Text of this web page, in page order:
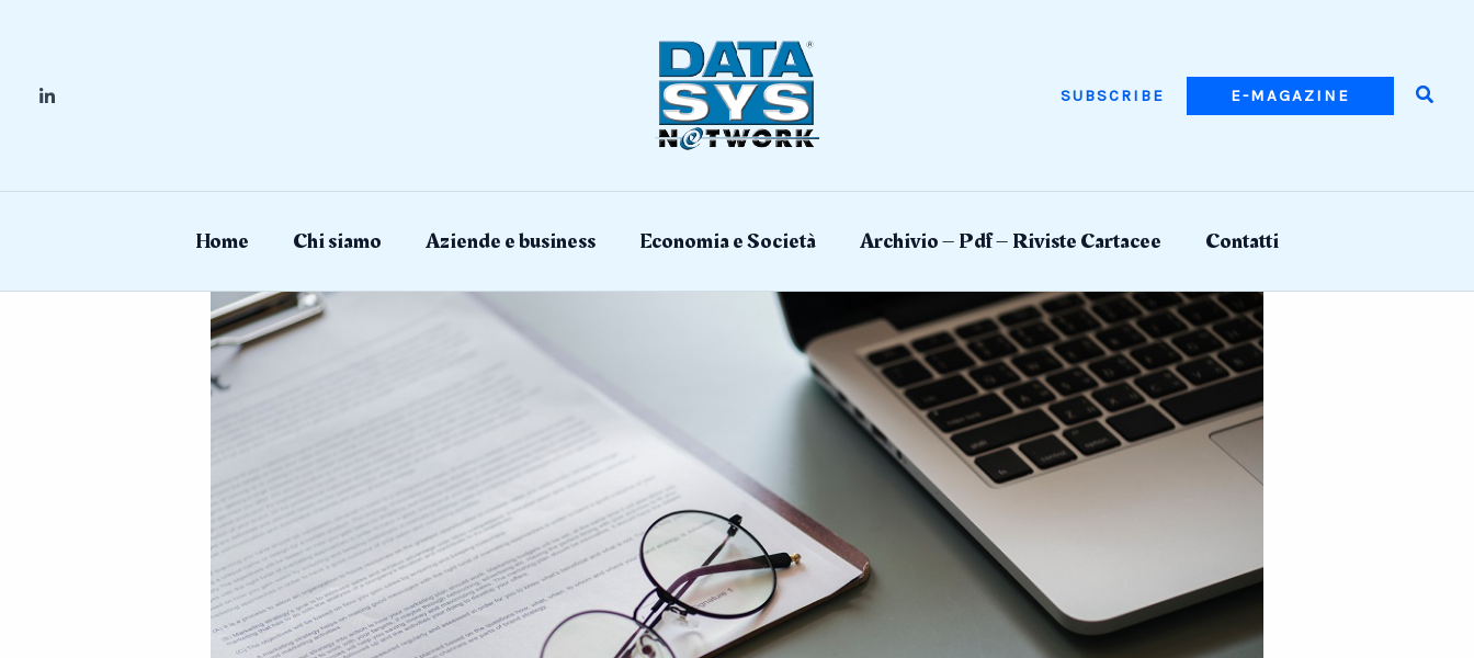
SUBSCRIBE E-MAGAZINE
Home Chi siamo Aziende e business Economia e Società Archivio – Pdf – Riviste Cartacee Contatti